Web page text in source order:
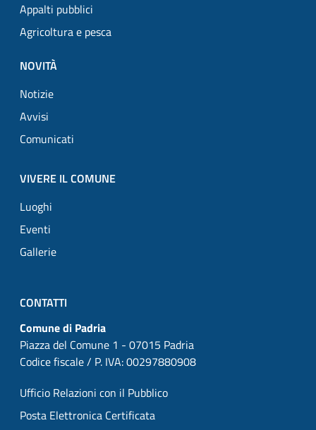
Appalti pubblici
Agricoltura e pesca
NOVITÀ
Notizie
Avvisi
Comunicati
VIVERE IL COMUNE
Luoghi
Eventi
Gallerie
CONTATTI
Comune di Padria
Piazza del Comune 1 - 07015 Padria
Codice fiscale / P. IVA: 00297880908
Ufficio Relazioni con il Pubblico
Posta Elettronica Certificata